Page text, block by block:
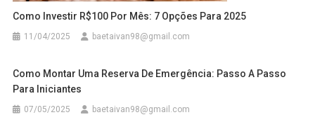
Como Investir R$100 Por Mês: 7 Opções Para 2025
11/04/2025 baetaivan98@gmail.com
Como Montar Uma Reserva De Emergência: Passo A Passo
Para Iniciantes
07/05/2025 baetaivan98@gmail.com